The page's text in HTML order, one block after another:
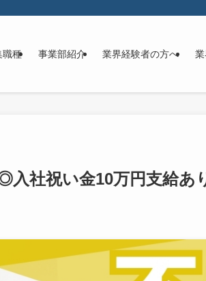
職種 事業部紹介 業界経験者の方へ
入社祝い金10万円支給あ